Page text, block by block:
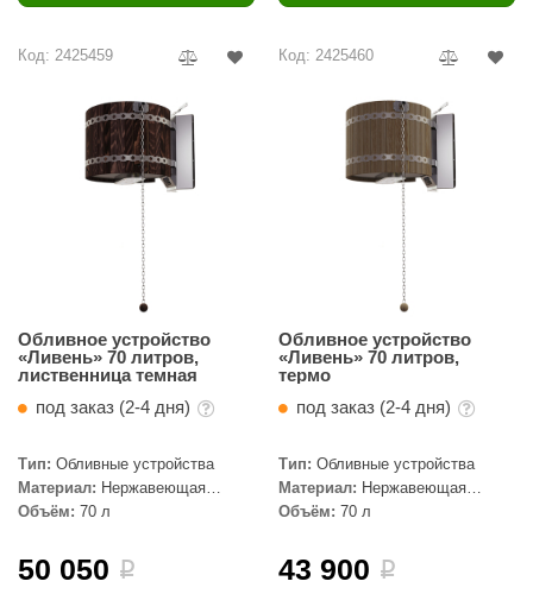
Код: 2425459
Обливное устройство
«Ливень» 70 литров,
лиственница темная
под заказ (2-4 дня)
Тип: Обливные устройства
Материал: Нержавеющая
сталь, Дерево
Объём: 70 л
50 050 i
Код: 2425460
Обливное устройство
«Ливень» 70 литров,
термо
под заказ (2-4 дня)
Тип: Обливные устройства
Материал: Нержавеющая
сталь, Дерево
Объём: 70 л
43 900 i